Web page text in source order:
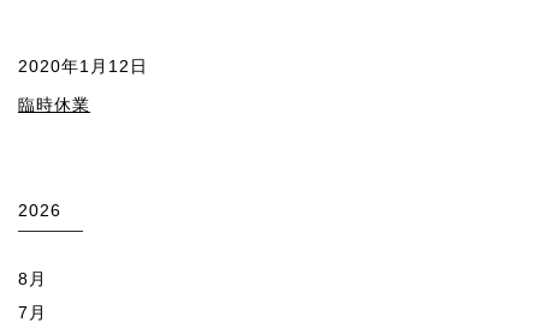
2020年1月12日
臨時休業
2026
8月
7月